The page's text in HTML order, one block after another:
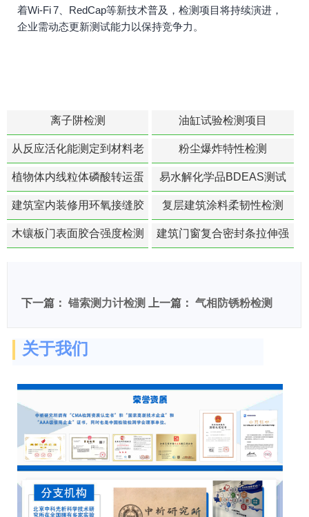
着Wi-Fi 7、RedCap等新技术普及，检测项目将持续演进，
企业需动态更新测试能力以保持竞争力。
离子阱检测 油缸试验检测项目
从反应活化能测定到材料老
化寿命预测的经典模型
粉尘爆炸特性检测
植物体内线粒体磷酸转运蛋
白活性检测
易水解化学品BDEAS测试
建筑室内装修用环氧接缝胶
苯含量检测
复层建筑涂料柔韧性检测
木镶板门表面胶合强度检测
建筑门窗复合密封条拉伸强
下一篇： 锚索测力计检测 上一篇： 气相防锈粉检测
关于我们